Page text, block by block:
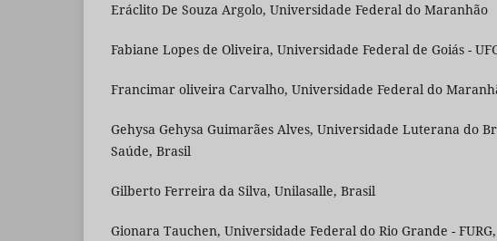
Eráclito De Souza Argolo, Universidade Federal do Maranhão
Fabiane Lopes de Oliveira, Universidade Federal de Goiás -
Francimar oliveira Carvalho, Universidade Federal do
Gehysa Gehysa Guimarães Alves, Universidade Luterana do
Saúde, Brasil
Gilberto Ferreira da Silva, Unilasalle, Brasil
Gionara Tauchen, Universidade Federal do Rio Grande -